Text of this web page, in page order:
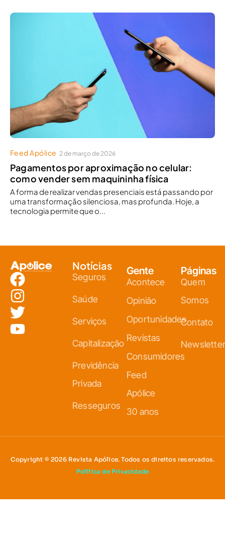
Feed Apólice 2 de março de 2026
Pagamentos por aproximação no celular:
como vender sem maquininha física
A forma de realizar vendas presenciais está passando por
uma transformação silenciosa, mas profunda. Hoje, a
tecnologia permite que o...
Notícias
Seguros
Saúde
Serviços
Capitalização
Previdência
Privada
Resseguros
Gente
Acontece
Opinião
Oportunidades
Revistas
Consumidores
Feed
Apólice
30 anos
Páginas
Quem
Somos
Contato
Newsletter
Copyright © 2026 Revista Apólice. Todos os direitos reservados.
Política de Privacidade